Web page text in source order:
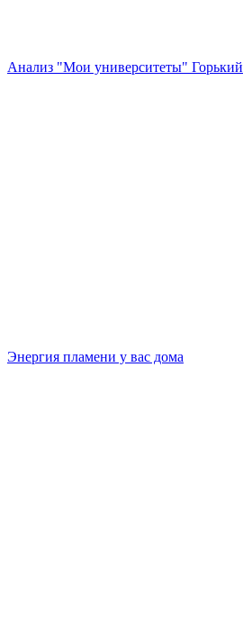
Анализ "Мои университеты" Горький
Энергия пламени у вас дома